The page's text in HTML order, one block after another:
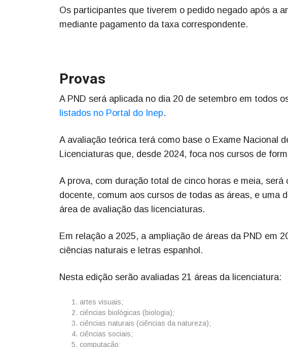
Os participantes que tiverem o pedido negado após a
mediante pagamento da taxa correspondente.
Provas
A PND será aplicada no dia 20 de setembro em todos
listados no Portal do Inep.
A avaliação teórica terá como base o Exame Nacional
Licenciaturas que, desde 2024, foca nos cursos de
A prova, com duração total de cinco horas e meia,
docente, comum aos cursos de todas as áreas, e uma
área de avaliação das licenciaturas.
Em relação a 2025, a ampliação de áreas da PND em
ciências naturais e letras espanhol.
Nesta edição serão avaliadas 21 áreas da licenciatura:
artes visuais;
ciências biológicas (biologia);
ciências naturais (ciências da natureza);
ciências sociais;
computação;